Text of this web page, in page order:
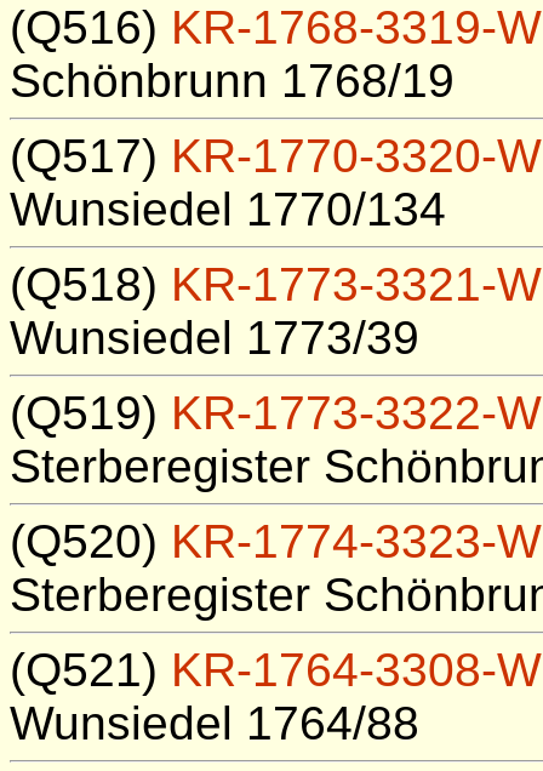
(Q516) KR-1768-3319-
Schönbrunn 1768/19
(Q517) KR-1770-3320-
Wunsiedel 1770/134
(Q518) KR-1773-3321-
Wunsiedel 1773/39
(Q519) KR-1773-3322-
Sterberegister
(Q520) KR-1774-3323-
Sterberegister
(Q521) KR-1764-3308-
Wunsiedel 1764/88